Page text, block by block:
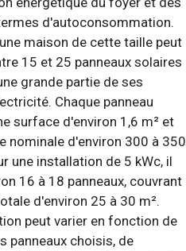
d'autoconsommation.
maison de cette taille peut
15 et 25 panneaux solaires
grande partie de ses
Chaque panneau
surface d'environ 1,6 m² et
nominale d'environ 300 à 350
une installation de 5 kWc, il
16 à 18 panneaux, couvrant
d'environ 25 à 30 m².
peut varier en fonction de
panneaux choisis, de